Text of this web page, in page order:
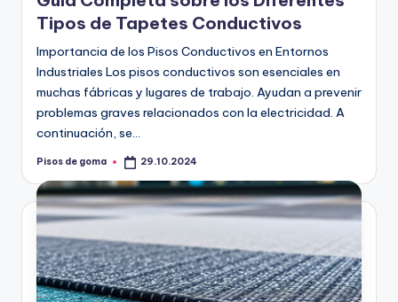
m
a
Tipos de Tapetes Conductivos
Importancia de los Pisos Conductivos en Entornos
Industriales Los pisos conductivos son esenciales en
muchas fábricas y lugares de trabajo. Ayudan a prevenir
problemas graves relacionados con la electricidad. A
continuación, se…
Publicado
Pisos de goma 29.10.2024